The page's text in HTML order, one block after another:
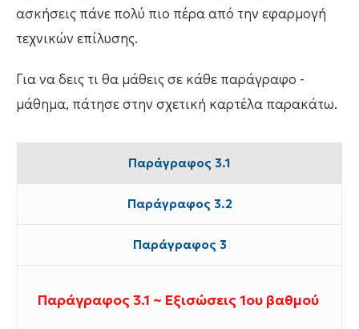
ασκήσεις πάνε πολύ πιο πέρα από την εφαρμογή
τεχνικών επίλυσης.
Για να δεις τι θα μάθεις σε κάθε παράγραφο -
μάθημα, πάτησε στην σχετική καρτέλα παρακάτω.
Παράγραφος 3.1
Παράγραφος 3.2
Παράγραφος 3
Παράγραφος 3.1 ~ Εξισώσεις 1ου βαθμού